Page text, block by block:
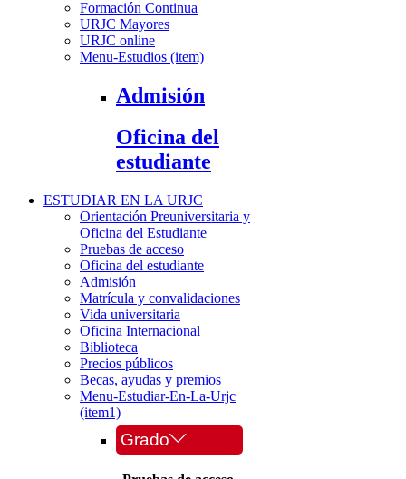
Formación Continua
URJC Mayores
URJC online
Menu-Estudios (item)
Admisión
Oficina del
estudiante
ESTUDIAR EN LA URJC
Orientación Preuniversitaria y
Oficina del Estudiante
Pruebas de acceso
Oficina del estudiante
Admisión
Matrícula y convalidaciones
Vida universitaria
Oficina Internacional
Biblioteca
Precios públicos
Becas, ayudas y premios
Menu-Estudiar-En-La-Urjc
(item1)
Grado